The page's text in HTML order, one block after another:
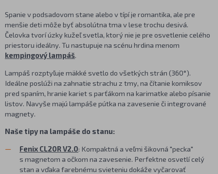
Spanie v podsadovom stane alebo v típí je romantika, ale pre
menšie deti môže byť absolútna tma v lese trochu desivá.
Čelovka tvorí úzky kužeľ svetla, ktorý nie je pre osvetlenie celého
priestoru ideálny. Tu nastupuje na scénu hrdina menom
kempingový lampáš.
Lampáš rozptyľuje mäkké svetlo do všetkých strán (360°).
Ideálne poslúži na zahnatie strachu z tmy, na čítanie komiksov
pred spaním, hranie kariet s parťákom na karimatke alebo písanie
listov. Navyše majú lampáše pútka na zavesenie či integrované
magnety.
Naše tipy na lampáše do stanu:
Fenix CL20R V2.0: Kompaktná a veľmi šikovná "pecka"
s magnetom a očkom na zavesenie. Perfektne osvetlí celý
stan a vďaka farebnému svieteniu dokáže vyčarovať